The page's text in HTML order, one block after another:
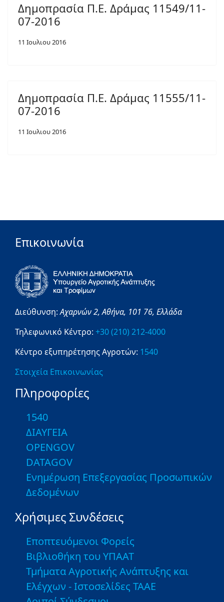
Δημοπρασία Π.Ε. Δράμας 11549/11-
07-2016
11 Ιουλιου 2016
Δημοπρασία Π.Ε. Δράμας 11555/11-
07-2016
11 Ιουλιου 2016
Επικοινωνία
Διεύθυνση:Αχαρνών 2,Αθήνα, 101 76, Ελλάδα
Τηλεφωνικό Κέντρο: +30 (210) 212-4000
Κέντρο εξυπηρέτησης Αγροτών: 1540
Στοιχεία Επικοινωνίας
Πληροφορίες
1540
ΔΙΑΥΓΕΙΑ
OPENGOV
DATAGOV
Ενημέρωση Επεξεργασίας Προσωπικών
Δεδομένων
Χρήσιμες Συνδέσεις
Εποπτευόμενοι Φορείς
Βιβλιοθήκη του ΥΠΑΑΤ
Τμήματα Αγροτικής Ανάπτυξης και
Ελέγχων - Ιστοσελίδες ΤΑΑΕ